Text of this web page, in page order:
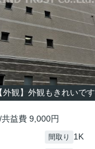
【外観】外観もきれいです
益費 9,000円
間取り 1K